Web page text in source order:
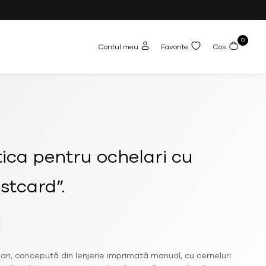
Contul meu Favorite Cos
0
pentru ochelari cu
concepută din lenjerie imprimată manual, cu cerneluri